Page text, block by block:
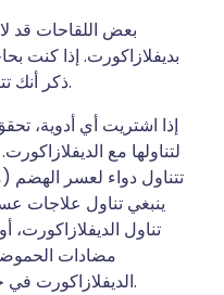
بعض اللقاحات قد
بديفلازاكورت. إذا كنت
ذكر أنك تتناول ستيرويد عن طريق الفم.
إذا اشتريت أي أدوية،
لتناولها مع
تتناول دواء لعسر
ينبغي تناول علاجات
تناول
مضادات
الديفلازاكورت في جسمك، مما يجعله أقل فعالية.